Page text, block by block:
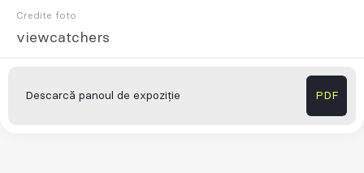
Credite foto
viewcatchers
Descarcă panoul de expoziție PDF